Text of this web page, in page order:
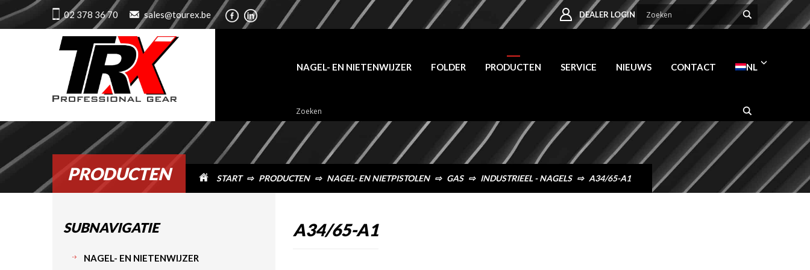
PRODUCTEN START ⇨ PRODUCTEN ⇨ NAGEL- EN NIETPISTOLEN ⇨ GAS ⇨ INDUSTRIEEL - NAGELS ⇨ A34/65-A1
02 378 36 70 sales@tourex.be DEALER LOGIN
NAGEL- EN NIETENWIJZER FOLDER PRODUCTEN SERVICE NIEUWS CONTACT NL
A34/65-A1
SUBNAVIGATIE
NAGEL- EN NIETENWIJZER